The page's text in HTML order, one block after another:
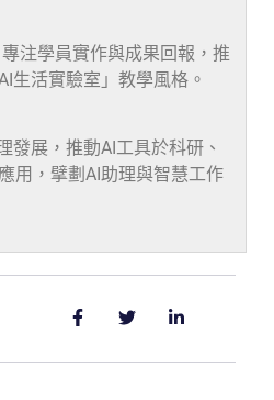
注學員實作與成果回報，推
生活實驗室」教學風格。
發展，推動AI工具於科研、
用，擘劃AI助理與智慧工作